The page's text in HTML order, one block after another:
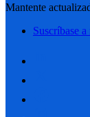
Mantente
Suscríbase